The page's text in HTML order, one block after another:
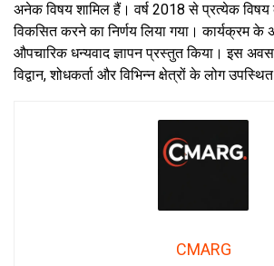
अनेक विषय शामिल हैं। वर्ष 2018 से प्रत्येक
विकसित करने का निर्णय लिया गया। कार्यक्रम
औपचारिक धन्यवाद ज्ञापन प्रस्तुत किया। इस
विद्वान, शोधकर्ता और विभिन्न क्षेत्रों के लोग
CMARG